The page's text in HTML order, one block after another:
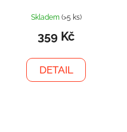
Skladem (>5 ks)
359 Kč
DETAIL